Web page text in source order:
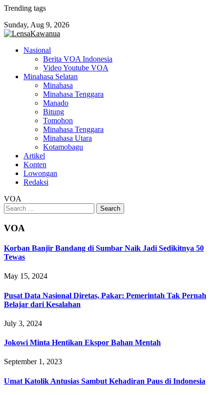
Skip
content
Trending tags
Sunday, Aug 9, 2026
Nasional
Berita VOA Indonesia
Video Youtube VOA
Minahasa Selatan
Minahasa
Minahasa Tenggara
Manado
Bitung
Tomohon
Minahasa Tenggara
Minahasa Utara
Kotamobagu
Artikel
Konten
Lowongan
Redaksi
VOA
Search
for:
VOA
Korban Banjir Bandang di Sumbar Naik Jadi Sedikitnya 50
Tewas
May 15, 2024
Pusat Data Nasional Diretas, Pakar: Pemerintah Tak Pernah
Belajar dari Kesalahan
July 3, 2024
Jokowi Minta Hentikan Ekspor Bahan Mentah
September 1, 2023
Umat Katolik Antusias Sambut Kehadiran Paus di Indonesia